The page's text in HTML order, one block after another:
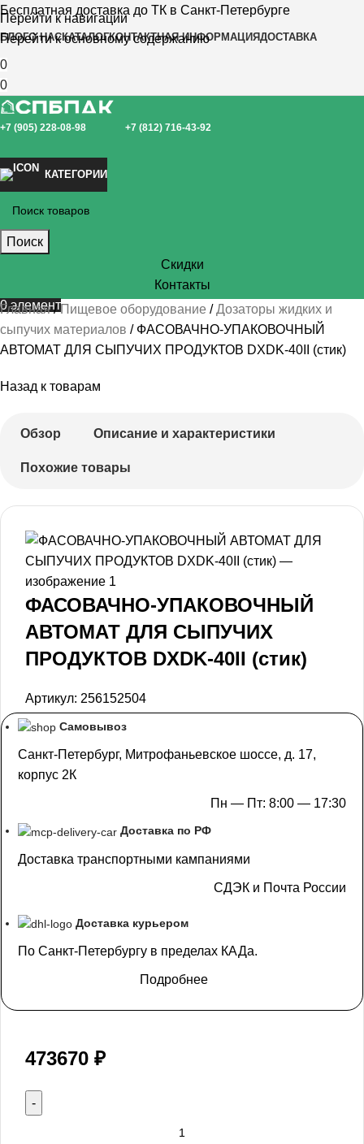
Перейти к навигации
Перейти к основному содержанию
Бесплатная доставка до ТК в Санкт-Петербурге
БЛОГО НАСКАТАЛОГКОНТАКТНАЯ ИНФОРМАЦИЯДОСТАВКА
0
0
+7 (905) 228-08-98 +7 (812) 716-43-92
КАТЕГОРИИ
Поиск
Скидки
Контакты
0элемент
Главная Пищевое оборудование
Дозаторы жидких и
сыпучих материалов
ФАСОВАЧНО-УПАКОВОЧНЫЙ
АВТОМАТ ДЛЯ СЫПУЧИХ ПРОДУКТОВ DXDK-40II (стик)
Назад к товарам
Обзор Описание и характеристики
Похожие товары
ФАСОВАЧНО-УПАКОВОЧНЫЙ
АВТОМАТ ДЛЯ СЫПУЧИХ
ПРОДУКТОВ DXDK-40II (стик)
Артикул: 256152504
Самовывоз
Санкт-Петербург, Митрофаньевское шоссе, д. 17,
корпус 2К
Пн — Пт: 8:00 — 17:30
Доставка по РФ
Доставка транспортными кампаниями
СДЭК и Почта России
Доставка курьером
По Санкт-Петербургу в пределах КАДа.
Подробнее
473670 ₽